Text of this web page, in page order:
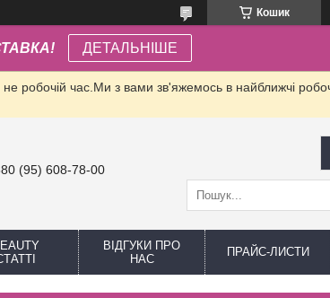
Кошик
ДЕТАЛЬНІШЕ
робочій час.Ми з вами зв'яжемось в найближчі
(95) 608-78-00
ВІДГУКИ ПРО
НАС
ПРАЙС-ЛИСТИ